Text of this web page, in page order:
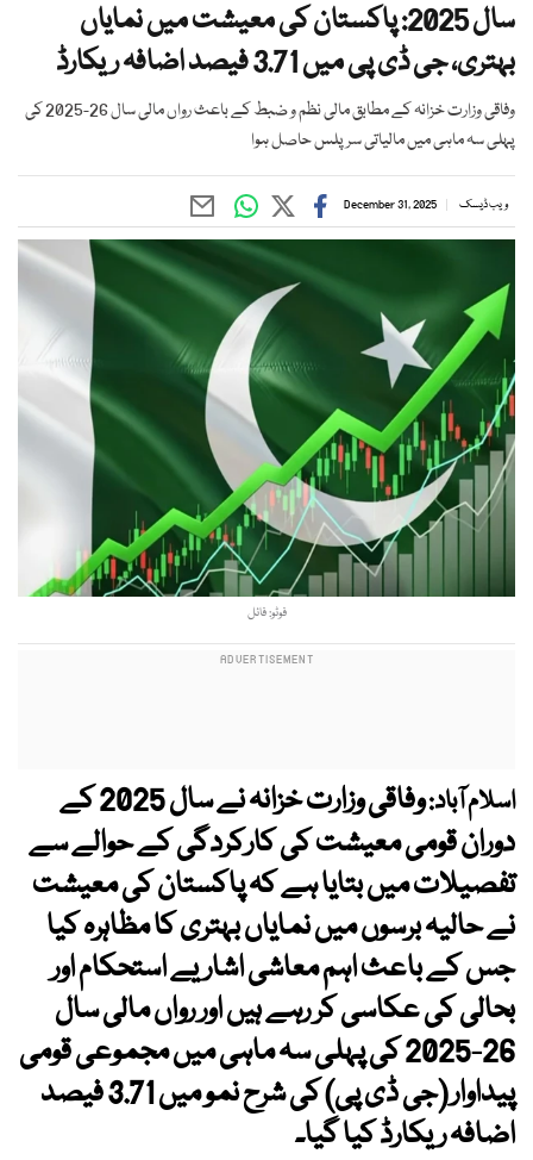
سال 2025: پاکستان کی معیشت میں نمایاں
بہتری، جی ڈی پی میں 3.71 فیصد اضافہ ریکارڈ
وفاقی وزارت خزانہ کے مطابق مالی نظم و ضبط کے باعث رواں مالی سال 26-2025 کی
پہلی سہ ماہی میں مالیاتی سرپلس حاصل ہوا
ویب ڈیسک December 31, 2025
فوٹو: فائل
اسلام آباد:
وفاقی وزارت خزانہ نے سال 2025 کے
دوران قومی معیشت کی کارکردگی کے حوالے سے
تفصیلات میں بتایا ہے کہ پاکستان کی معیشت
نے حالیہ برسوں میں نمایاں بہتری کا مظاہرہ کیا
جس کے باعث اہم معاشی اشاریے استحکام اور
بحالی کی عکاسی کر رہے ہیں اور رواں مالی سال
26-2025 کی پہلی سہ ماہی میں مجموعی قومی
پیداوار (جی ڈی پی) کی شرح نمو میں 3.71 فیصد
اضافہ ریکارڈ کیا گیا۔